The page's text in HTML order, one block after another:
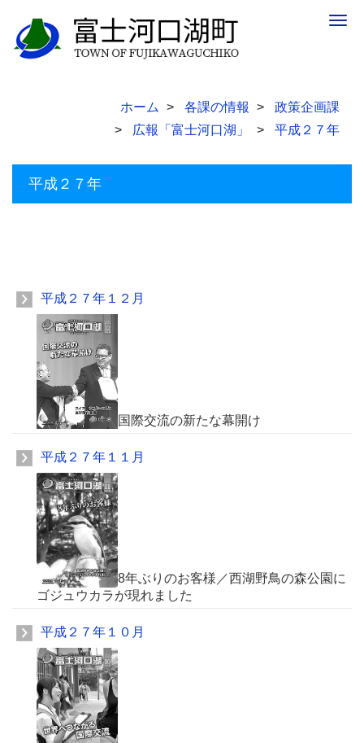
ホーム 各課の情報
政策企画課
広報「富士河口湖」
平成２７年
平成２７年
平成２７年１２月
国際交流の新たな幕開け
平成２７年１１月
8年ぶりのお客様／西湖野鳥の森公園に
ゴジュウカラが現れました
平成２７年１０月